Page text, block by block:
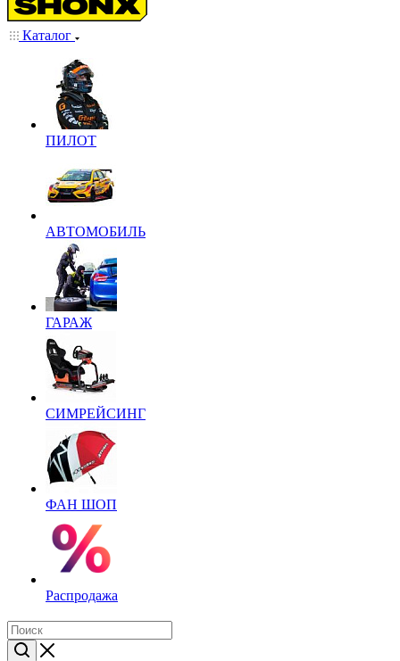
Каталог
ПИЛОТ
АВТОМОБИЛЬ
ГАРАЖ
СИМРЕЙСИНГ
ФАН ШОП
Распродажа